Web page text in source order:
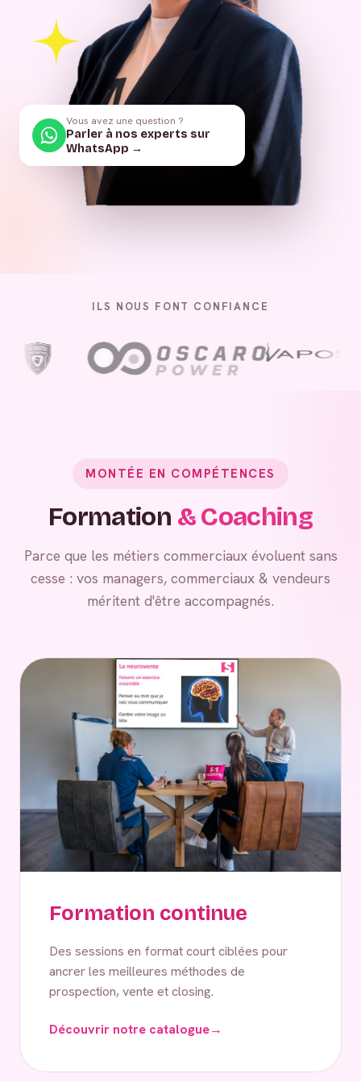
Vous avez une question ?
Parler à nos experts sur
WhatsApp →
ILS NOUS FONT CONFIANCE
MONTÉE EN COMPÉTENCES
Formation & Coaching
Parce que les métiers commerciaux évoluent sans
cesse : vos managers, commerciaux & vendeurs
méritent d'être accompagnés.
Formation continue
Des sessions en format court ciblées pour
ancrer les meilleures méthodes de
prospection, vente et closing.
Découvrir notre catalogue→